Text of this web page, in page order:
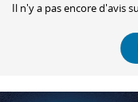
Il n'y a pas encore d'avis